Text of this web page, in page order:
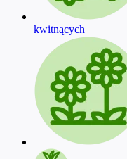
kwitnących